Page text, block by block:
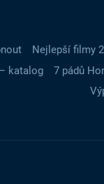
Nejlepší filmy
katalog
7 pádů